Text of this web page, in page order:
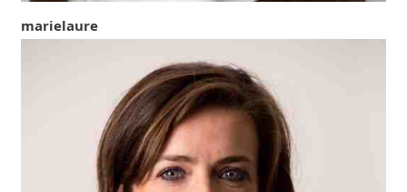
marielaure